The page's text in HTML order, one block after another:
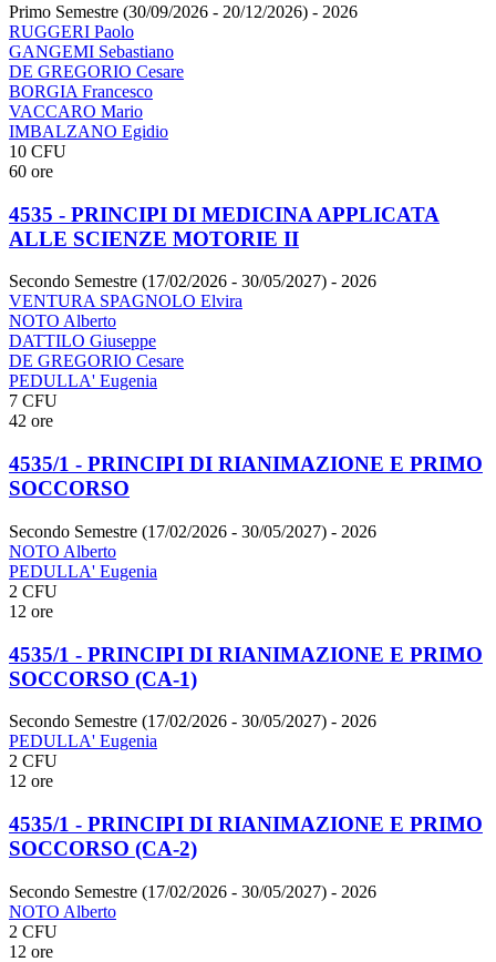
Primo Semestre (30/09/2026 - 20/12/2026) - 2026
RUGGERI Paolo
GANGEMI Sebastiano
DE GREGORIO Cesare
BORGIA Francesco
VACCARO Mario
IMBALZANO Egidio
10 CFU
60 ore
4535 - PRINCIPI DI MEDICINA APPLICATA
ALLE SCIENZE MOTORIE II
Secondo Semestre (17/02/2026 - 30/05/2027) - 2026
VENTURA SPAGNOLO Elvira
NOTO Alberto
DATTILO Giuseppe
DE GREGORIO Cesare
PEDULLA' Eugenia
7 CFU
42 ore
4535/1 - PRINCIPI DI RIANIMAZIONE E PRIMO
SOCCORSO
Secondo Semestre (17/02/2026 - 30/05/2027) - 2026
NOTO Alberto
PEDULLA' Eugenia
2 CFU
12 ore
4535/1 - PRINCIPI DI RIANIMAZIONE E PRIMO
SOCCORSO (CA-1)
Secondo Semestre (17/02/2026 - 30/05/2027) - 2026
PEDULLA' Eugenia
2 CFU
12 ore
4535/1 - PRINCIPI DI RIANIMAZIONE E PRIMO
SOCCORSO (CA-2)
Secondo Semestre (17/02/2026 - 30/05/2027) - 2026
NOTO Alberto
2 CFU
12 ore